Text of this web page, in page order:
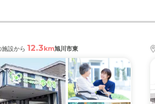
設から 12.3km旭川市東